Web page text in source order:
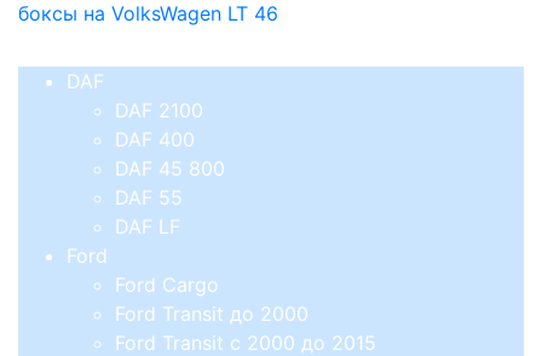
боксы на VolksWagen LT 46
DAF
DAF 2100
DAF 400
DAF 45 800
DAF 55
DAF LF
Ford
Ford Cargo
Ford Transit до 2000
Ford Transit с 2000 до 2015